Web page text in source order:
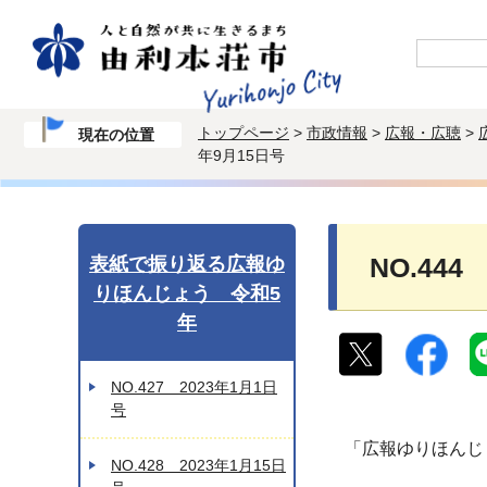
現在の位置 トップページ > 市政情報 > 広報・広聴 >
年9月15日号
NO.444
「広報ゆりほん
表紙で振り返る広報ゆ
りほんじょう 令和5
年
NO.427 2023年1月1日
号
NO.428 2023年1月15日